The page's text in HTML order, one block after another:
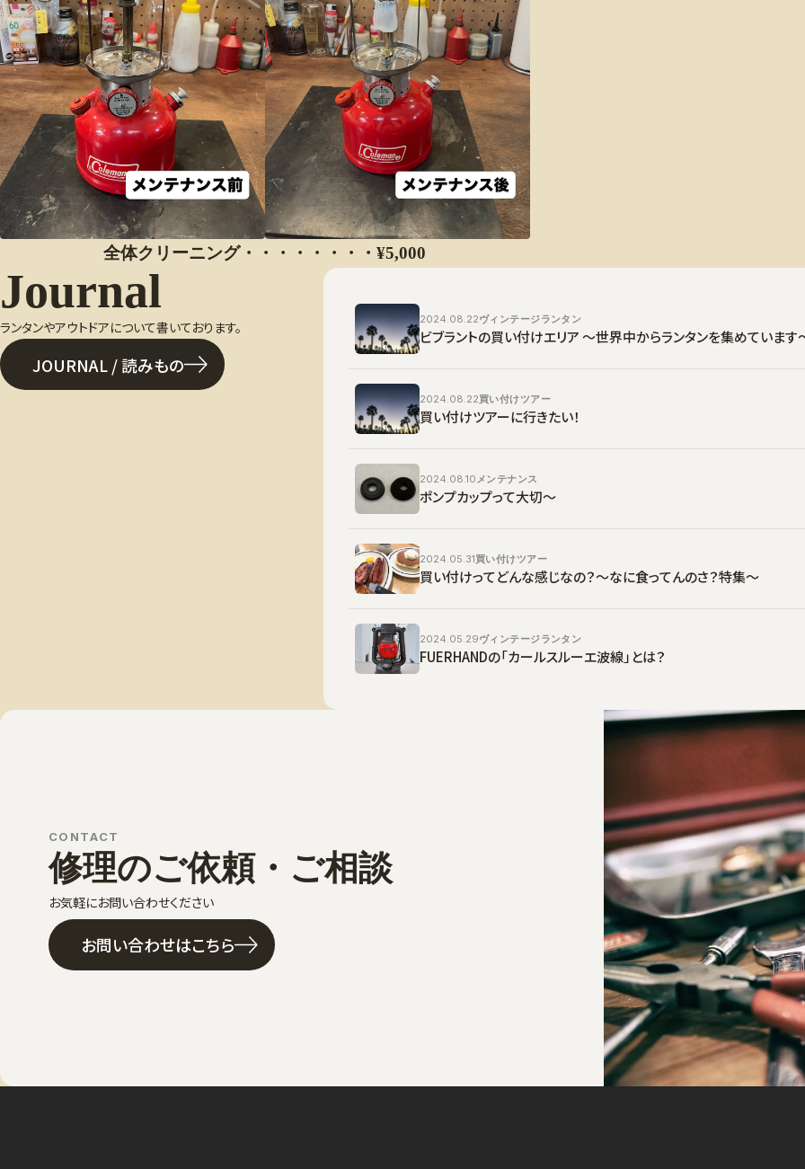
全体クリーニング・・・・・・・・¥5,000
Journal
ランタンやアウトドアについて書いております。
JOURNAL / 読みもの
2024.08.22ヴィンテージランタン
ビブラントの買い付けエリア 〜世界中からランタンを集めています
2024.08.22買い付けツアー
買い付けツアーに行きたい！
2024.08.10メンテナンス
ポンプカップって大切〜
2024.05.31買い付けツアー
買い付けってどんな感じなの？〜なに食ってんのさ？特集〜
2024.05.29ヴィンテージランタン
FUERHANDの「カールスルーエ波線」とは？
CONTACT
修理のご依頼・ご相談
お気軽にお問い合わせください
お問い合わせはこちら